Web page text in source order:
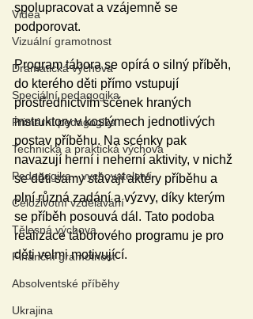
Videa
Vizuální gramotnost
Dramatická výchova
Speciální pedagogika
Primární pedagogika
Technická a praktická výchova
Pedagogika - vychovatelství
Celoživotní vzdělávání
Tělesná výchova
Finanční gramotnost
Absolventské příběhy
Ukrajina
spolupracovat a vzájemně se
podporovat.
Program tábora se opírá o silný příběh,
do kterého děti přímo vstupují
prostřednictvím scének hraných
instruktory v kostýmech jednotlivých
postav příběhu. Na scénky pak
navazují herní i neherní aktivity, v nichž
se děti samy stávají aktéry příběhu a
plní různá zadání a výzvy, díky kterým
se příběh posouvá dál. Tato podoba
realizace táborového programu je pro
děti velmi motivující.